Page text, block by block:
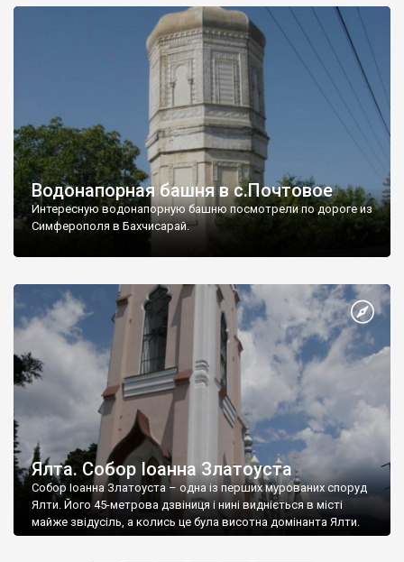
Водонапорная башня в с.Почтовое
Интересную водонапорную башню посмотрели по дороге из
Симферополя в Бахчисарай.
Ялта. Собор Іоанна Златоуста
Собор Іоанна Златоуста – одна із перших мурованих споруд
Ялти. Його 45-метрова дзвіниця і нині видніється в місті
майже звідусіль, а колись це була висотна домінанта Ялти.